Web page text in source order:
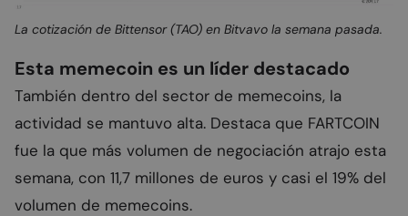
La cotización de Bittensor (TAO) en Bitvavo la semana pasada.
Esta memecoin es un líder destacado
También dentro del sector de memecoins, la
actividad se mantuvo alta. Destaca que FARTCOIN
fue la que más volumen de negociación atrajo esta
semana, con 11,7 millones de euros y casi el 19% del
volumen de memecoins.